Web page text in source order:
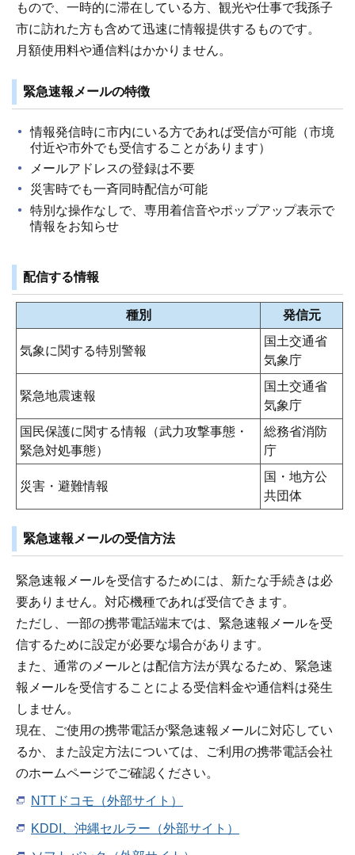
もので、一時的に滞在している方、観光や仕事で我孫子
市に訪れた方も含めて迅速に情報提供するものです。
月額使用料や通信料はかかりません。
緊急速報メールの特徴
情報発信時に市内にいる方であれば受信が可能（市境
付近や市外でも受信することがあります）
メールアドレスの登録は不要
災害時でも一斉同時配信が可能
特別な操作なしで、専用着信音やポップアップ表示で
情報をお知らせ
配信する情報
種別 発信元
気象に関する特別警報
国土交通省
気象庁
緊急地震速報
国土交通省
気象庁
国民保護に関する情報（武力攻撃事態・
緊急対処事態）
総務省消防
庁
災害・避難情報
国・地方公
共団体
緊急速報メールの受信方法
緊急速報メールを受信するためには、新たな手続きは必
要ありません。対応機種であれば受信できます。
ただし、一部の携帯電話端末では、緊急速報メールを受
信するために設定が必要な場合があります。
また、通常のメールとは配信方法が異なるため、緊急速
報メールを受信することによる受信料金や通信料は発生
しません。
現在、ご使用の携帯電話が緊急速報メールに対応してい
るか、また設定方法については、ご利用の携帯電話会社
のホームページでご確認ください。
NTTドコモ（外部サイト）
KDDI、沖縄セルラー（外部サイト）